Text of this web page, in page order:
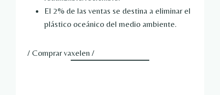
El 2% de las ventas se destina a eliminar el
plástico oceánico del medio ambiente.
/ Comprar vaxelen /